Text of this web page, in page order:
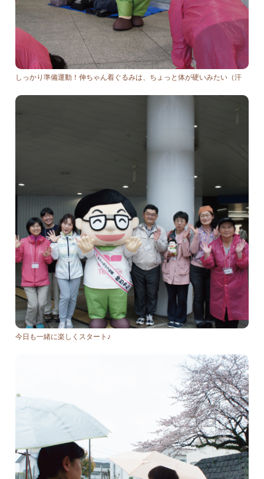
しっかり準備運動！伸ちゃん着ぐるみは、ちょっと体が硬いみたい（汗
今日も一緒に楽しくスタート♪